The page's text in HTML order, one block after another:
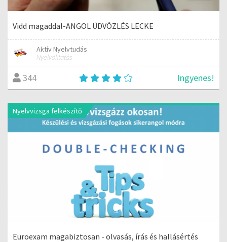
Vidd magaddal-ANGOL ÜDVÖZLÉS LECKE
Aktív Nyelvtudás
Nyelvoktatás
344 Ingyenes!
Nyelvvizsga felkészítő
Euroexam magabiztosan - olvasás, írás és hallásértés